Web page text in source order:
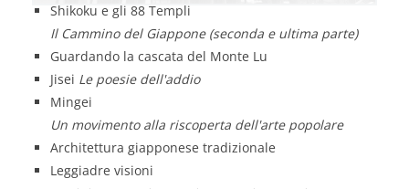
Shikoku e gli 88 Templi
Il Cammino del Giappone (seconda e ultima parte)
Guardando la cascata del Monte Lu
Jisei Le poesie dell'addio
Mingei
Un movimento alla riscoperta dell'arte popolare
Architettura giapponese tradizionale
Leggiadre visioni